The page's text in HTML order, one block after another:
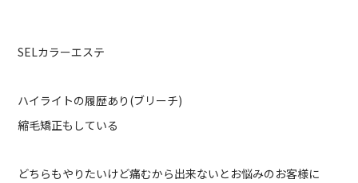
SELカラーエステ
ハイライトの履歴あり(ブリーチ)
縮毛矯正もしている
どちらもやりたいけど痛むから出来ないとお悩みのお客様に